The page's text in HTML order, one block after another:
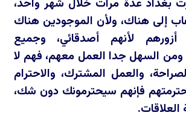
بغداد عدة مرات خلال شهر واحد،
إلى هناك، ولأن الموجودين هناك
لأنهم أصدقائي، وجميع
السهل جدا العمل معهم، فهم لا
والعمل المشترك، والاحترام
احترمتهم فإنهم سيحترمونك دون شك،